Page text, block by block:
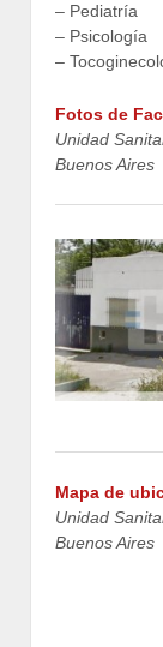
– Pediatría
– Psicología
–
Fotos de
Unidad
Buenos Aires
Mapa de
Unidad
Buenos Aires